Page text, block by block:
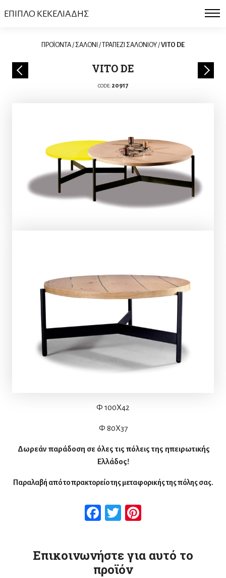
ΕΠΙΠΛΟ ΚΕΚΕΛΙΑΔΗΣ
ΠΡΟΪΟΝΤΑ / ΣΑΛΟΝΙ /ΤΡΑΠΕΖΙ ΣΑΛΟΝΙΟΥ /VITO DE
VITO DE
CODE: 20917
Φ 100Χ42
Φ 80Χ37
Δωρεάν παράδοση σε όλες τις πόλεις της ηπειρωτικής
Ελλάδος!
Παραλαβή από το πρακτορείο της μεταφορικής της πόλης σας.
Facebook
Twitter
Επικοινωνήστε για αυτό το
προϊόν